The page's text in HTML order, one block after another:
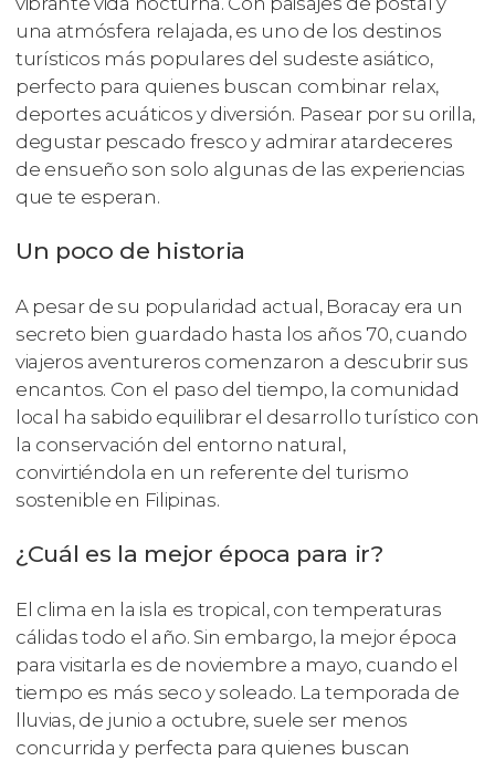
una atmósfera relajada, es uno de los destinos
turísticos más populares del sudeste asiático,
perfecto para quienes buscan combinar relax,
deportes acuáticos y diversión. Pasear por su orilla,
degustar pescado fresco y admirar atardeceres
de ensueño son solo algunas de las experiencias
que te esperan.
Un poco de historia
A pesar de su popularidad actual, Boracay era un
secreto bien guardado hasta los años 70, cuando
viajeros aventureros comenzaron a descubrir sus
encantos. Con el paso del tiempo, la comunidad
local ha sabido equilibrar el desarrollo turístico con
la conservación del entorno natural,
convirtiéndola en un referente del turismo
sostenible en Filipinas.
¿Cuál es la mejor época para ir?
El clima en la isla es tropical, con temperaturas
cálidas todo el año. Sin embargo, la mejor época
para visitarla es de noviembre a mayo, cuando el
tiempo es más seco y soleado. La temporada de
lluvias, de junio a octubre, suele ser menos
concurrida y perfecta para quienes buscan